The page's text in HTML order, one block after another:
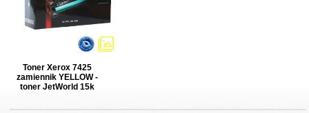
Toner Xerox 7425
zamiennik YELLOW -
toner JetWorld 15k